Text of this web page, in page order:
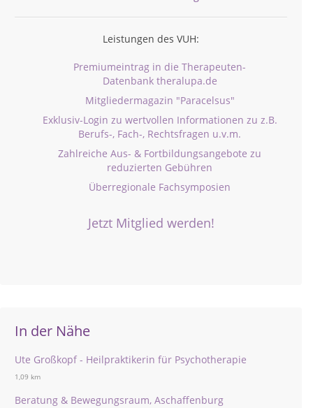
Leistungen des VUH:
Premiumeintrag in die Therapeuten-
Datenbank theralupa.de
Mitgliedermagazin "Paracelsus"
Exklusiv-Login zu wertvollen Informationen zu z.B.
Berufs-, Fach-, Rechtsfragen u.v.m.
Zahlreiche Aus- & Fortbildungsangebote zu
reduzierten Gebühren
Überregionale Fachsymposien
Jetzt Mitglied werden!
In der Nähe
Ute Großkopf - Heilpraktikerin für Psychotherapie
1,09 km
Beratung & Bewegungsraum, Aschaffenburg